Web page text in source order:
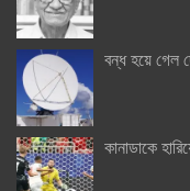
বন্ধ হয়ে গেল
কানাডাকে